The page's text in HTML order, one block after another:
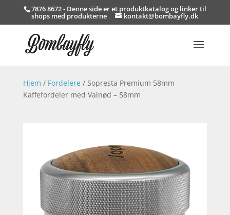
7876 8672 - Denne side er et produktkatalog og linker til
shops med produkterne kontakt@bombayfly.dk
Hjem / Fordelere / Sopresta Premium 58mm
Kaffefordeler med Valnød – 58mm